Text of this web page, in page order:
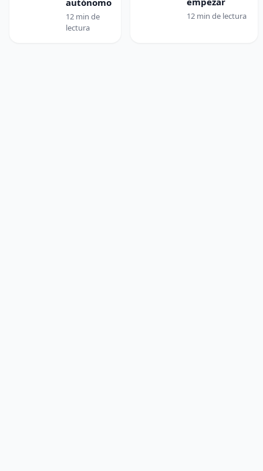
autónomo
12 min de
lectura
12 min de lectura